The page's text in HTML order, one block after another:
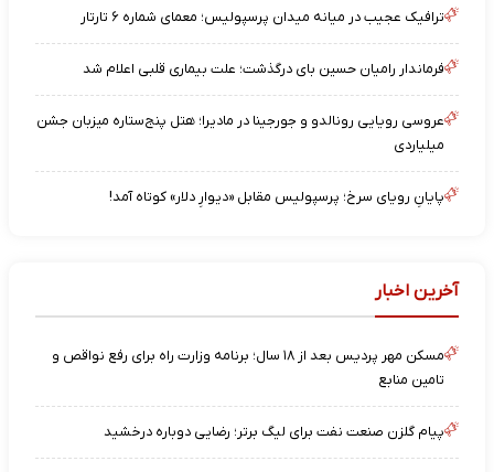
ترافیک عجیب در میانه میدان پرسپولیس؛ معمای شماره ۶ تارتار
فرماندار رامیان حسین بای درگذشت؛ علت بیماری قلبی اعلام شد
عروسی رویایی رونالدو و جورجینا در مادیرا؛ هتل پنج‌ستاره میزبان جشن
میلیاردی
پایانِ رویای سرخ؛ پرسپولیس مقابل «دیوارِ دلار» کوتاه آمد!
آخرین اخبار
مسکن مهر پردیس بعد از ۱۸ سال؛ برنامه وزارت راه برای رفع نواقص و
تامین منابع
پیام گلزن صنعت نفت برای لیگ برتر؛ رضایی دوباره درخشید